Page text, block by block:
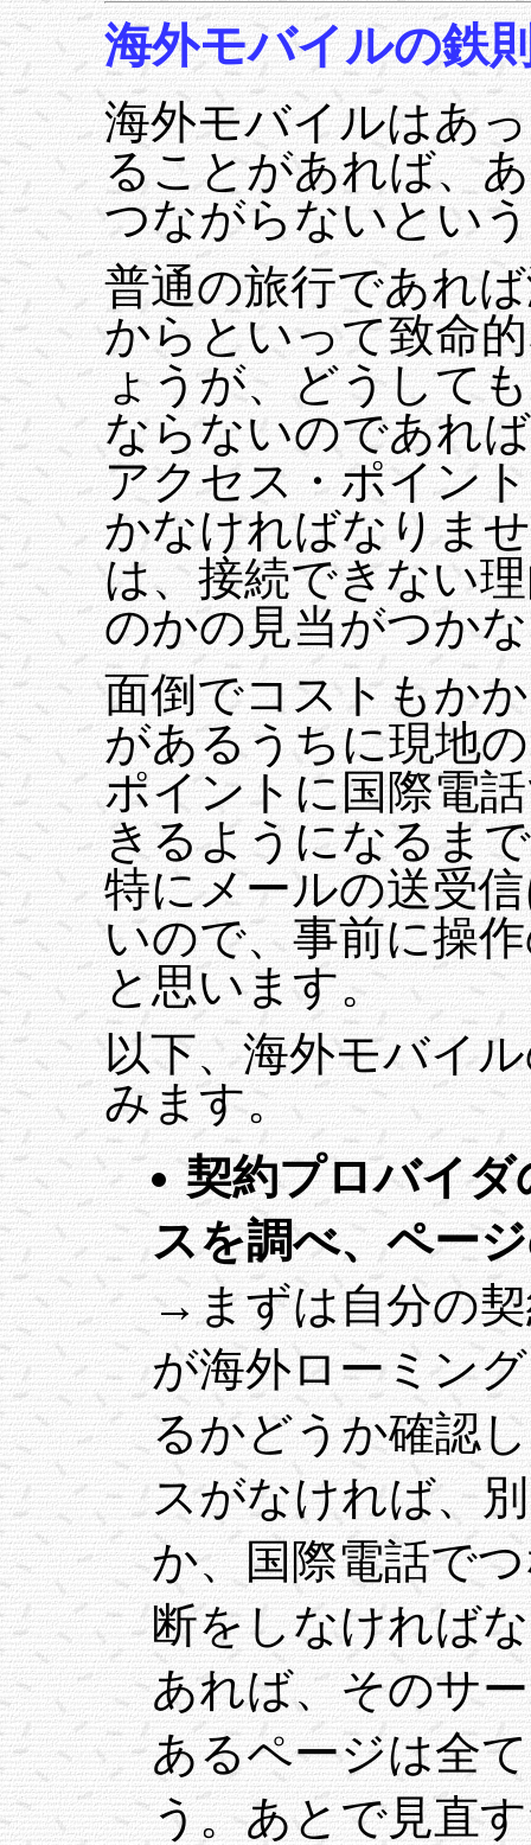
海外モバイルの鉄
海外モバイルはあ
ることがあれば、
つながらないとい
普通の旅行であれ
からといって致命
ょうが、どうして
ならないのであれ
アクセス・ポイン
かなければなりま
は、接続できない
のかの見当がつか
面倒でコストもか
があるうちに現地
ポイントに国際電
きるようになるま
特にメールの送受
いので、事前に操
と思います。
以下、海外モバイ
みます。
契約プロバイ
スを調べ、ペー
→まずは自分の
が海外ローミン
るかどうか確認
スがなければ、
か、国際電話で
断をしなければ
あれば、そのサ
あるページは全
う。あとで見直